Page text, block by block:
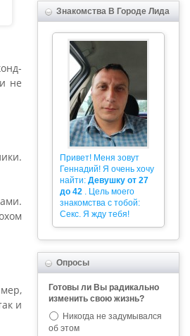
не
и
Знакомства В Городе Лида
Привет! Меня зовут
Геннадий! Я очень хочу
найти: Девушку от 27
до 42 . Цель моего
знакомства с тобой:
Секс. Я жду тебя!
Опросы
Готовы ли Вы радикально
изменить свою жизнь?
Никогда не задумывался
об этом